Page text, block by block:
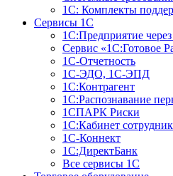
1С: Комплекты
Сервисы 1С
1С:Предприятие
Сервис «1С:Готовое
1С-Отчетность
1С-ЭДО, 1С-ЭПД
1С:Контрагент
1С:Распознавание
1СПАРК Риски
1С:Кабинет
1С-Коннект
1С:ДиректБанк
Все сервисы 1С